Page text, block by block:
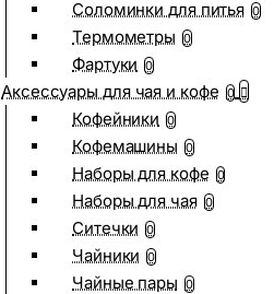
Соломинки для питья 0
Термометры 0
Фартуки 0
Аксессуары для чая и кофе 0
Кофейники 0
Кофемашины 0
Наборы для кофе 0
Наборы для чая 0
Ситечки 0
Чайники 0
Чайные пары 0